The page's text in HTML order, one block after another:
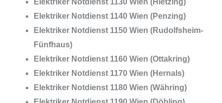
Elektriker Notdienst 1140 Wien (Penzing)
Elektriker Notdienst 1150 Wien (Rudolfsheim-
Fünfhaus)
Elektriker Notdienst 1160 Wien (Ottakring)
Elektriker Notdienst 1170 Wien (Hernals)
Elektriker Notdienst 1180 Wien (Währing)